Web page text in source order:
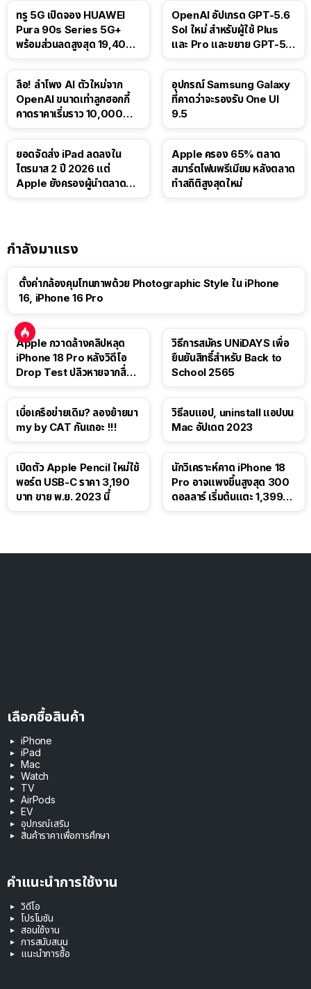
ทรู 5G เปิดจอง HUAWEI
Pura 90s Series 5G+
พร้อมส่วนลดสูงสุด 19,400
OpenAI อัปเกรด GPT-5.6
Sol ใหม่ สำหรับผู้ใช้ Plus
และ Pro และขยาย GPT-5.6
ลือ! ลำโพง AI ตัวใหม่จาก
OpenAI ขนาดเท่าลูกฮอกกี้
คาดราคาเริ่มราว 10,000
อุปกรณ์ Samsung Galaxy
ที่คาดว่าจะรองรับ One UI
9.5
ยอดจัดส่ง iPad ลดลงใน
ไตรมาส 2 ปี 2026 แต่
Apple ยังครองผู้นำตลาด
Apple ครอง 65% ตลาด
สมาร์ตโฟนพรีเมียม หลังตลาด
ทำสถิติสูงสุดใหม่
กำลังมาแรง
ตั้งค่ากล้องคุมโทนภาพด้วย Photographic Style ใน iPhone
16, iPhone 16 Pro
Apple กวาดล้างคลิปหลุด
iPhone 18 Pro หลังวิดีโอ
Drop Test ปลิวหายจากสื่อ
วิธีการสมัคร UNiDAYS เพื่อ
ยืนยันสิทธิ์สำหรับ Back to
School 2565
เบื่อเครือข่ายเดิม? ลองย้ายมา
my by CAT กันเถอะ !!!
วิธีลบแอป, uninstall แอปบน
Mac อัปเดต 2023
เปิดตัว Apple Pencil ใหม่ใช้
พอร์ต USB-C ราคา 3,190
บาท ขาย พ.ย. 2023 นี้
นักวิเคราะห์คาด iPhone 18
Pro อาจแพงขึ้นสูงสุด 300
ดอลลาร์ เริ่มต้นแตะ 1,399
เลือกซื้อสินค้า
iPhone
iPad
Mac
Watch
TV
AirPods
EV
อุปกรณ์เสริม
สินค้าราคาเพื่อการศึกษา
คำแนะนำการใช้งาน
วิดีโอ
โปรโมชัน
สอนใช้งาน
การสนับสนุน
แนะนำการซื้อ